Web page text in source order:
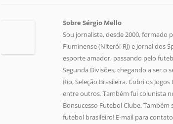
Sobre Sérgio Mello
Sou jornalista, desde 2000, formado
Fluminense (Niterói-RJ) e Jornal dos
esporte amador, passando pelo
Segunda Divisões, chegando a ser o
Rio, Seleção Brasileira. Cobri os
entre outros. Também fui colunista
Bonsucesso Futebol Clube.
futebol brasileiro! E-mail para